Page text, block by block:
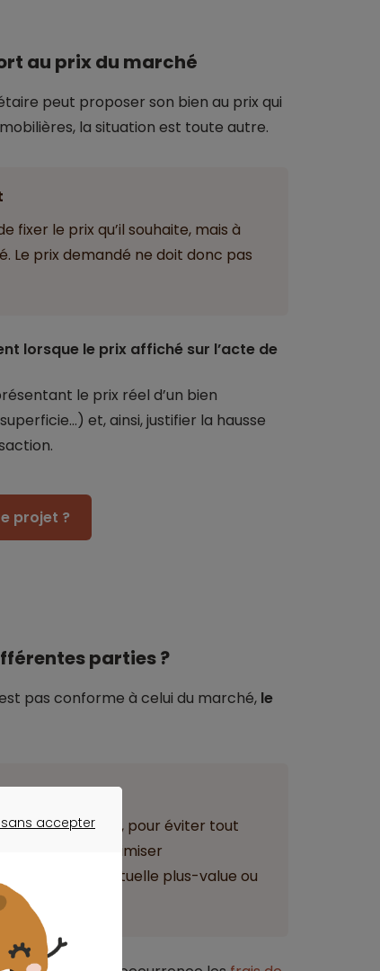
au prix du marché
peut proposer son bien au prix qui
la situation est toute autre.
le prix qu’il souhaite, mais à
Le prix demandé ne doit donc pas
lorsque le prix affiché sur l’acte de
le prix réel d’un bien
et, ainsi, justifier la hausse
projet ?
parties ?
pas conforme à celui du marché, le
par le fisc, pour éviter tout
peuvent minimiser
sur une éventuelle plus-value ou
accepter